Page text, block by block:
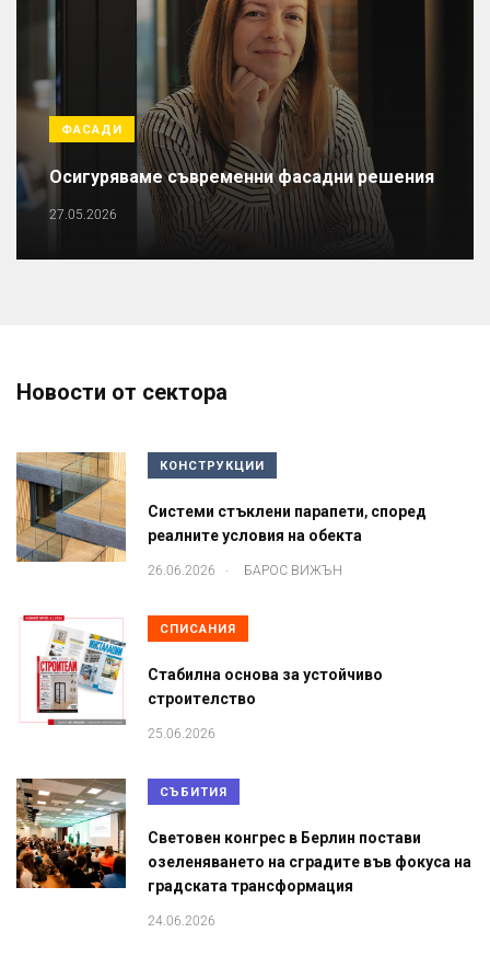
ФАСАДИ
Осигуряваме съвременни фасадни решения
27.05.2026
Новости от сектора
КОНСТРУКЦИИ
Системи стъклени парапети, според
реалните условия на обекта
26.06.2026 БАРОС ВИЖЪН
СПИСАНИЯ
Стабилна основа за устойчиво
строителство
25.06.2026
СЪБИТИЯ
Световен конгрес в Берлин постави
озеленяването на сградите във фокуса на
градската трансформация
24.06.2026